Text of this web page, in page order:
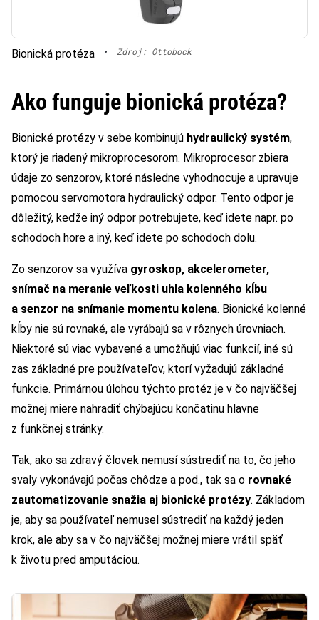
Bionická protéza • Zdroj: Ottobock
Ako funguje bionická protéza?
Bionické protézy v sebe kombinujú hydraulický systém,
ktorý je riadený mikroprocesorom. Mikroprocesor zbiera
údaje zo senzorov, ktoré následne vyhodnocuje a upravuje
pomocou servomotora hydraulický odpor. Tento odpor je
dôležitý, keďže iný odpor potrebujete, keď idete napr. po
schodoch hore a iný, keď idete po schodoch dolu.
Zo senzorov sa využíva gyroskop, akcelerometer,
snímač na meranie veľkosti uhla kolenného kĺbu
a senzor na snímanie momentu kolena. Bionické kolenné
kĺby nie sú rovnaké, ale vyrábajú sa v rôznych úrovniach.
Niektoré sú viac vybavené a umožňujú viac funkcií, iné sú
zas základné pre používateľov, ktorí vyžadujú základné
funkcie. Primárnou úlohou týchto protéz je v čo najväčšej
možnej miere nahradiť chýbajúcu končatinu hlavne
z funkčnej stránky.
Tak, ako sa zdravý človek nemusí sústrediť na to, čo jeho
svaly vykonávajú počas chôdze a pod., tak sa o rovnaké
zautomatizovanie snažia aj bionické protézy. Základom
je, aby sa používateľ nemusel sústrediť na každý jeden
krok, ale aby sa v čo najväčšej možnej miere vrátil späť
k životu pred amputáciou.